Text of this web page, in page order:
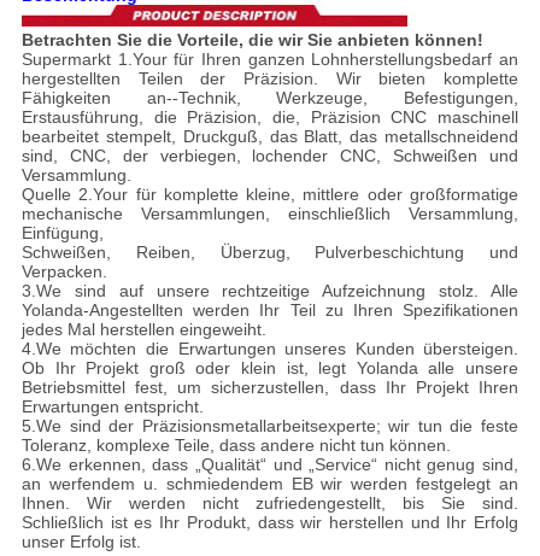
Betrachten Sie die Vorteile, die wir Sie anbieten können!
Supermarkt 1.Your für Ihren ganzen Lohnherstellungsbedarf an
hergestellten Teilen der Präzision. Wir bieten komplette
Fähigkeiten an--Technik, Werkzeuge, Befestigungen,
Erstausführung, die Präzision, die, Präzision CNC maschinell
bearbeitet stempelt, Druckguß, das Blatt, das metallschneidend
sind, CNC, der verbiegen, lochender CNC, Schweißen und
Versammlung.
Quelle 2.Your für komplette kleine, mittlere oder großformatige
mechanische Versammlungen, einschließlich Versammlung,
Einfügung,
Schweißen, Reiben, Überzug, Pulverbeschichtung und
Verpacken.
3.We sind auf unsere rechtzeitige Aufzeichnung stolz. Alle
Yolanda-Angestellten werden Ihr Teil zu Ihren Spezifikationen
jedes Mal herstellen eingeweiht.
4.We möchten die Erwartungen unseres Kunden übersteigen.
Ob Ihr Projekt groß oder klein ist, legt Yolanda alle unsere
Betriebsmittel fest, um sicherzustellen, dass Ihr Projekt Ihren
Erwartungen entspricht.
5.We sind der Präzisionsmetallarbeitsexperte; wir tun die feste
Toleranz, komplexe Teile, dass andere nicht tun können.
6.We erkennen, dass „Qualität“ und „Service“ nicht genug sind,
an werfendem u. schmiedendem EB wir werden festgelegt an
Ihnen. Wir werden nicht zufriedengestellt, bis Sie sind.
Schließlich ist es Ihr Produkt, dass wir herstellen und Ihr Erfolg
unser Erfolg ist.